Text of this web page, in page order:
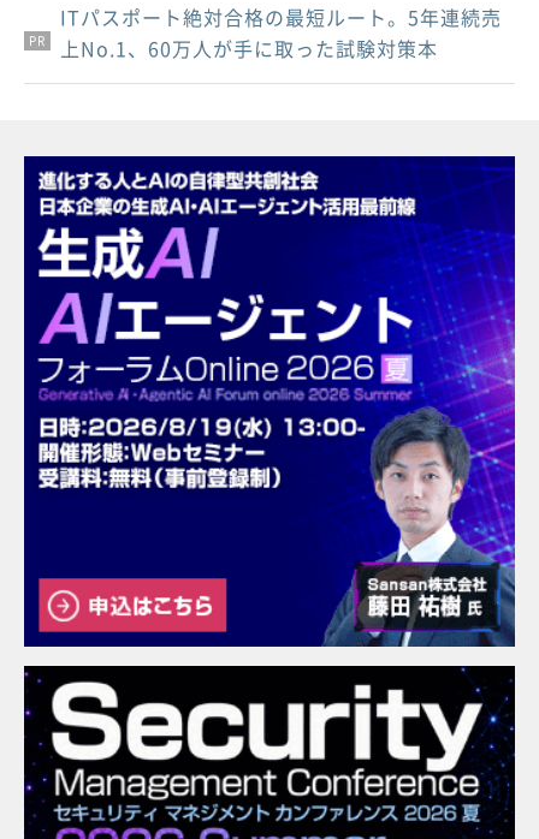
PR
PR
PR
ITパスポート絶対合格の最短ルート。5年連続売
上No.1、60万人が手に取った試験対策本